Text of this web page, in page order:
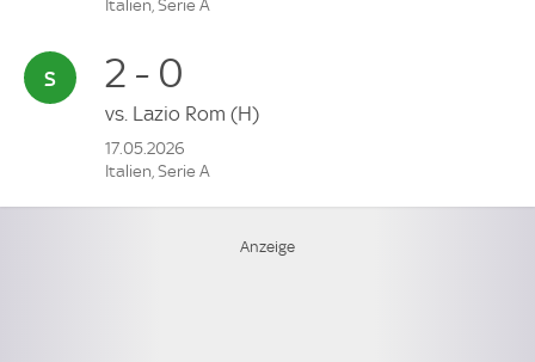
Italien, Serie A
2 - 0
vs. Lazio Rom (H)
17.05.2026
Italien, Serie A